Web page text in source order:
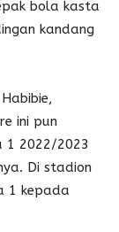
bola kasta
kandang
ini pun
1 2022/2023
Di stadion
1 kepada